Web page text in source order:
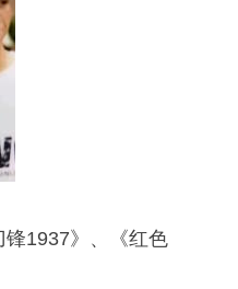
锋1937》、《红色